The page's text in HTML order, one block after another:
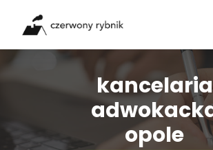
content
kancelaria
opole